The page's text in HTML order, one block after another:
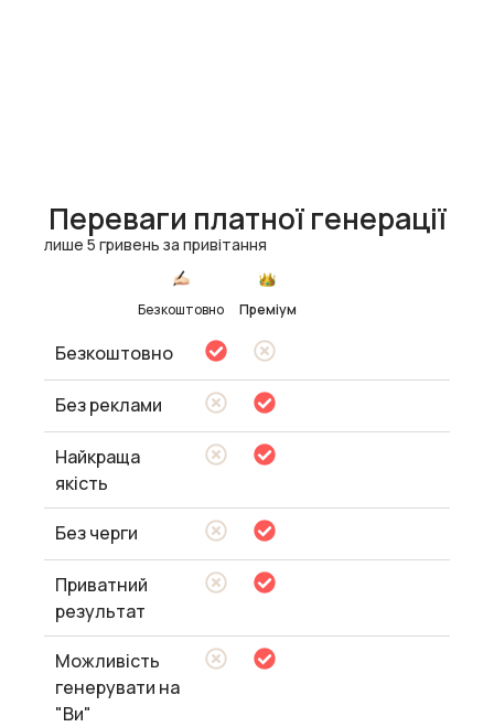
Переваги платної генерації
лише 5 гривень за привітання
Безкоштовно Преміум
Безкоштовно
Без реклами
Найкраща
якість
Без черги
Приватний
результат
Можливість
генерувати на
"Ви"